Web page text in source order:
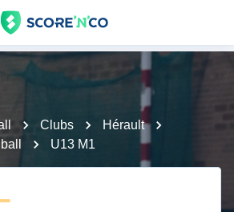
Clubs
Hérault
U13 M1